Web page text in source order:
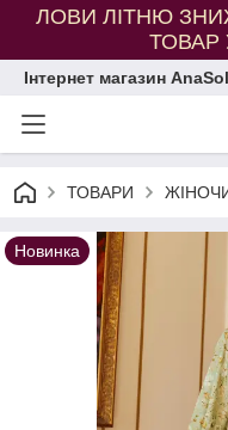
ЛОВИ ЛІТНЮ
ТОВАР
Інтернет магазин
ТОВАРИ
Новинка